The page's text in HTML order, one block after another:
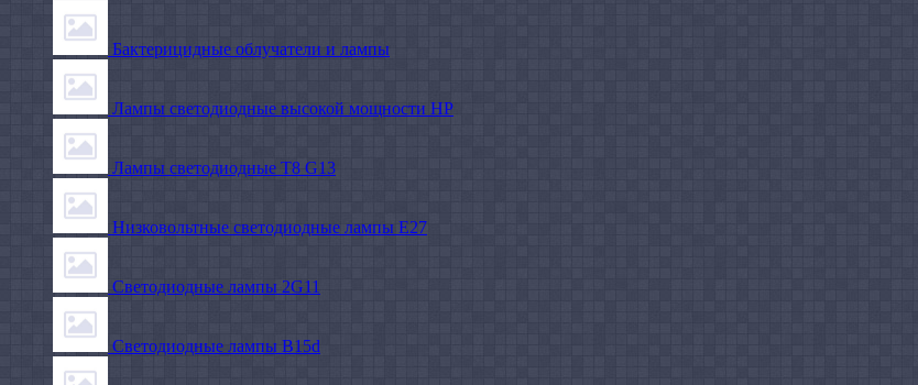
Бактерицидные облучатели и лампы
Лампы светодиодные высокой мощности HP
Лампы светодиодные Т8 G13
Низковольтные светодиодные лампы E27
Светодиодные лампы 2G11
Светодиодные лампы B15d